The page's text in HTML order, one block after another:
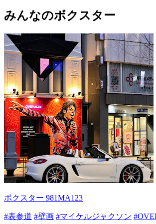
みんなのボクスター
ボクスター 981MA123
#表参道 #壁画 #マイケルジャクソン